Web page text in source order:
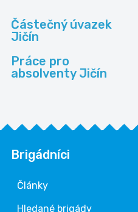
Částečný úvazek
Jičín
Práce pro
absolventy Jičín
Brigádníci
Články
Hledané brigády